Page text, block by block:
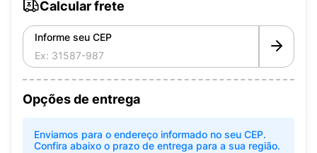
Calcular frete
Informe seu CEP
Opções de entrega
Enviamos para o endereço informado no seu CEP.
Confira abaixo o prazo de entrega para a sua região.